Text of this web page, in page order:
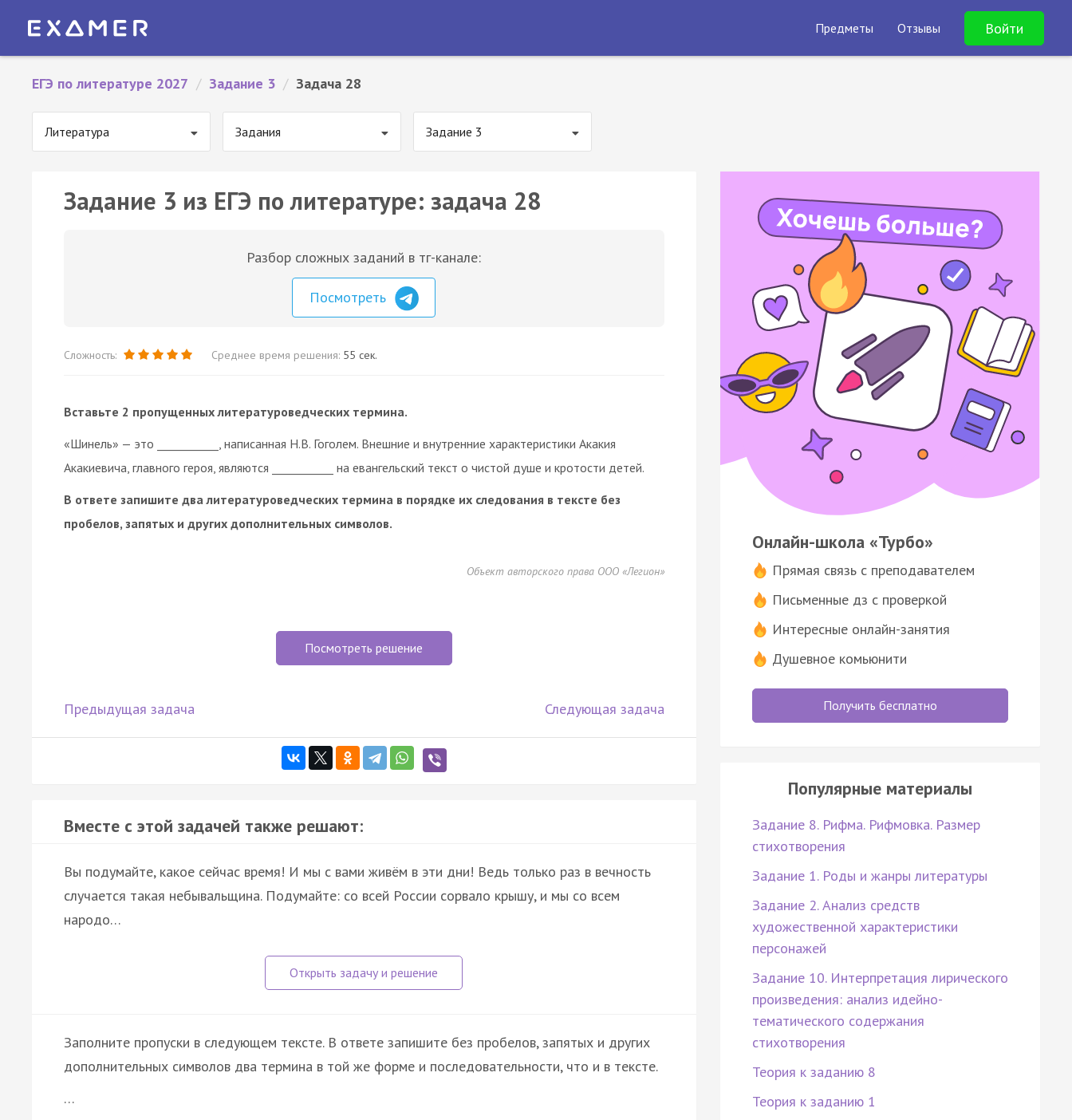
Предметы Отзывы Войти
ЕГЭ по литературе 2027 / Задание 3 / Задача 28
Литература Задания Задание 3
Задание 3 из ЕГЭ по литературе: задача 28
Разбор сложных заданий в тг-канале:
Посмотреть
Сложность: Среднее время решения: 55 сек.
Вставьте 2 пропущенных литературоведческих термина.
«Шинель» — это ___________, написанная Н.В. Гоголем. Внешние и внутренние характеристики Акакия
Акакиевича, главного героя, являются ___________ на евангельский текст о чистой душе и кротости детей.
В ответе запишите два литературоведческих термина в порядке их следования в тексте без
пробелов, запятых и других дополнительных символов.
Объект авторского права ООО «Легион»
Посмотреть решение
Предыдущая задача Следующая задача
Вместе с этой задачей также решают:
Вы подумайте, какое сейчас время! И мы с вами живём в эти дни! Ведь только раз в вечность
случается такая небывальщина. Подумайте: со всей России сорвало крышу, и мы со всем
народо…
Заполните пропуски в следующем тексте. В ответе запишите без пробелов, запятых и других
дополнительных символов два термина в той же форме и последовательности, что и в тексте.
…
Онлайн-школа «Турбо»
Прямая связь с преподавателем
Письменные дз с проверкой
Интересные онлайн-занятия
Душевное комьюнити
Получить бесплатно
Популярные материалы
Задание 8. Рифма. Рифмовка. Размер
стихотворения
Задание 1. Роды и жанры литературы
Задание 2. Анализ средств
художественной характеристики
персонажей
Задание 10. Интерпретация лирического
произведения: анализ идейно-
тематического содержания
стихотворения
Теория к заданию 8
Теория к заданию 1